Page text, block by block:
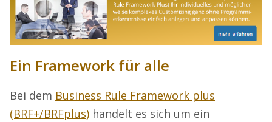
Ein Framework für alle
Bei dem Business Rule Framework plus
(BRF+/BRFplus) handelt es sich um ein